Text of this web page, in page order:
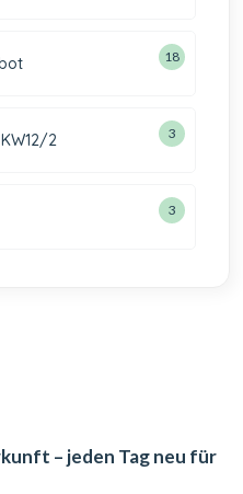
18
2 3
3
– jeden Tag neu für